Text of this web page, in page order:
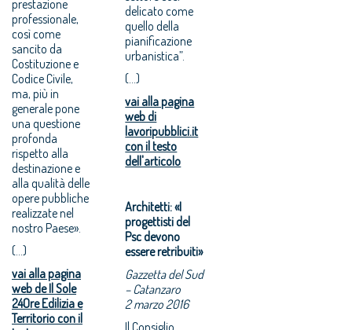
prestazione
professionale,
così come
sancito da
Costituzione e
Codice Civile,
ma, più in
generale pone
una questione
profonda
rispetto alla
destinazione e
alla qualità delle
opere pubbliche
realizzate nel
nostro Paese».
(...)
vai alla pagina
web de Il Sole
24Ore Edilizia e
Territorio con il
delicato come
quello della
pianificazione
urbanistica”.
(...)
vai alla pagina
web di
lavoripubblici.it
con il testo
dell'articolo
Architetti: «I
progettisti del
Psc devono
essere retribuiti»
Gazzetta del Sud
– Catanzaro
2 marzo 2016
Il Consiglio